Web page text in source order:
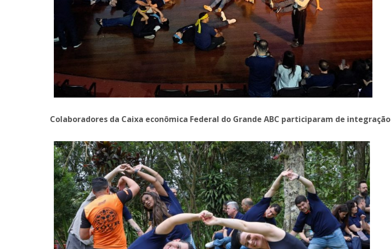
Colaboradores da Caixa econômica Federal do Grande ABC participaram de integração